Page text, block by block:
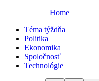
Home
Téma týždňa
Politika
Ekonomika
Spoločnosť
Technológie